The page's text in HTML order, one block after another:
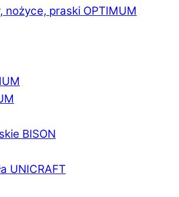
praski OPTIMUM
BISON
UNICRAFT